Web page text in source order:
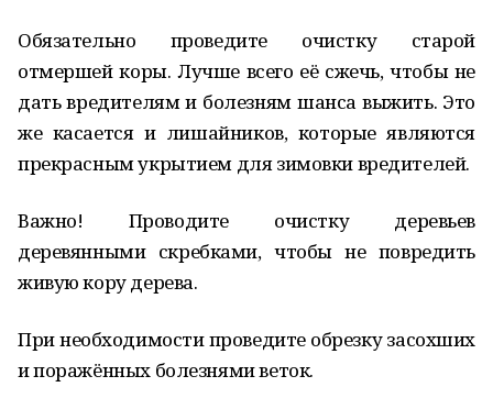
Обязательно проведите очистку старой
отмершей коры. Лучше всего её сжечь, чтобы не
дать вредителям и болезням шанса выжить. Это
же касается и лишайников, которые являются
прекрасным укрытием для зимовки вредителей.
Важно! Проводите очистку деревьев
деревянными скребками, чтобы не повредить
живую кору дерева.
При необходимости проведите обрезку засохших
и поражённых болезнями веток.